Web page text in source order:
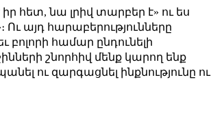
հետ, նա լրիվ տարբեր է» ու ես
այդ հարաբերությունները
համար ընդունելի
շնորհիվ մենք կարող ենք
ու զարգացնել ինքնությունը ու